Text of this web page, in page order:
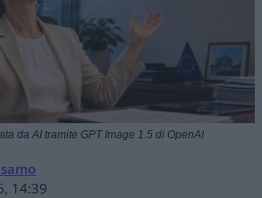
14:39
da AI tramite GPT Image 1.5 di OpenAI